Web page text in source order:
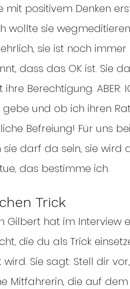
mit positivem Denken
wollte sie
sie ist noch
dass das OK ist. Sie
Berechtigung. ABER:
und ob ich ihren
Befreiung! Für uns
sie darf da sein, sie wird
das bestimme ich.
Trick
Gilbert hat im Interview
die du als Trick
Sie sagt: Stell dir
Mitfahrerin, die auf